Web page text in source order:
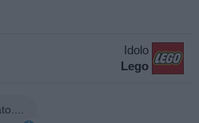
Idolo
Lego